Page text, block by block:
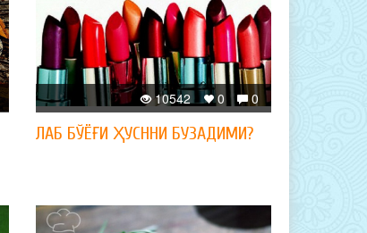
0
0
10542
ЛАБ БЎЁҒИ ҲУСННИ БУЗАДИМИ?